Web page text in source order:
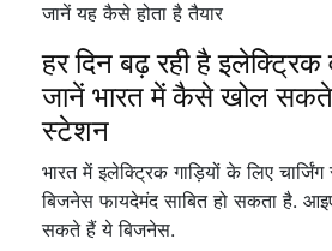
जानें यह कैसे होता है तैयार
हर दिन बढ़ रही है इलेक्ट्रिक
जानें भारत में कैसे खोल सकते
स्टेशन
भारत में इलेक्ट्रिक गाड़ियों के लिए
बिजनेस फायदेमंद साबित हो सकता है.
सकते हैं ये बिजनेस.